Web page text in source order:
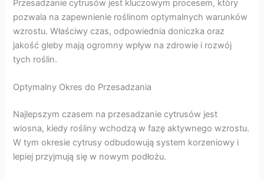
Przesadzanie cytrusów jest kluczowym procesem, który
pozwala na zapewnienie roślinom optymalnych warunków
wzrostu. Właściwy czas, odpowiednia doniczka oraz
jakość gleby mają ogromny wpływ na zdrowie i rozwój
tych roślin.
Optymalny Okres do Przesadzania
Najlepszym czasem na przesadzanie cytrusów jest
wiosna, kiedy rośliny wchodzą w fazę aktywnego wzrostu.
W tym okresie cytrusy odbudowują system korzeniowy i
lepiej przyjmują się w nowym podłożu.